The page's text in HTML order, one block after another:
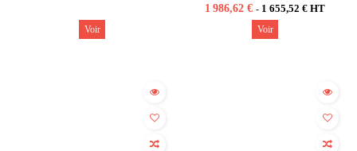
Voir
1 986,62 € - 1 655,52 € HT
Voir